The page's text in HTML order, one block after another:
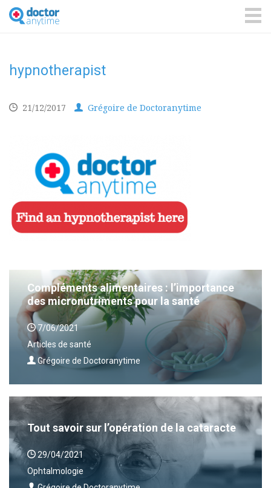
DoctorAnyTime
You
are
hypnotherapist
21/12/2017 Grégoire de Doctoranytime
Compléments alimentaires : l’importance
des micronutriments pour la santé
7/06/2021
Articles de santé
Grégoire de Doctoranytime
Tout savoir sur l’opération de la cataracte
29/04/2021
Ophtalmologie